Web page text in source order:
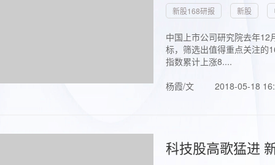
新股168研报 新股
中国上市公司研究院去年
标，筛选出值得重点关注的
指数累计上涨8....
杨霞/文
2018-05-18
科技股高歌猛进